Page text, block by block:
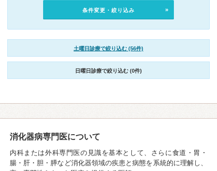
条件変更・絞り込み
土曜日診療で絞り込む (56件)
日曜日診療で絞り込む (0件)
消化器病専門医について
内科または外科専門医の見識を基本として、さらに食道・胃・
腸・肝・胆・膵など消化器領域の疾患と病態を系統的に理解し、